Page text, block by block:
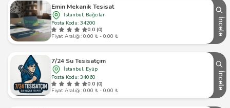
Emin Mekanik Tesisat
İstanbul, Bağcılar
Posta Kodu: 34200
0.0 (0)
Fiyat Aralığı: 0,00 ₺ - 0,00 ₺
İncele
7/24 Su Tesisatçım
İstanbul, Eyüp
Posta Kodu: 34060
0.0 (0)
Fiyat Aralığı: 0,00 ₺ - 0,00 ₺
İncele